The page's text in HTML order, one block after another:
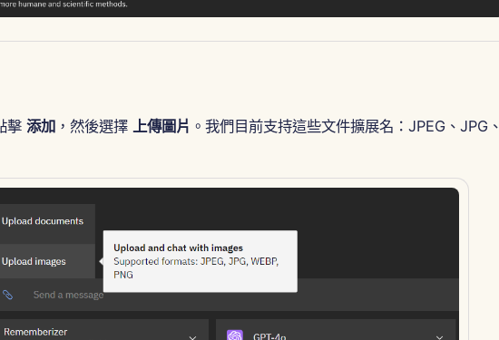
擊 添加 ，然後選擇 上傳圖片 。我們目前支持這些文件擴展名：JPEG、JPG、